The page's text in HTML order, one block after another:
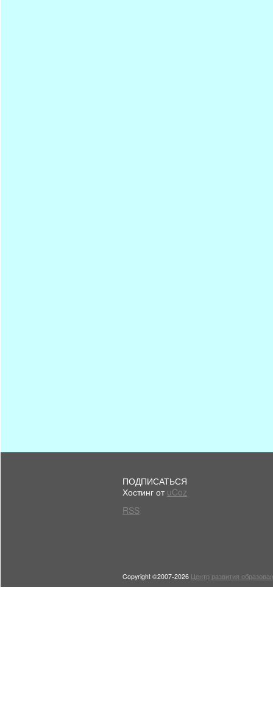
ПОДПИСАТЬСЯ
Хостинг от uCoz
RSS
Copyright ©2007-2026 Центр развития